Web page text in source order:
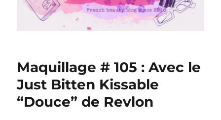
Maquillage # 105 : Avec le
Just Bitten Kissable
“Douce” de Revlon